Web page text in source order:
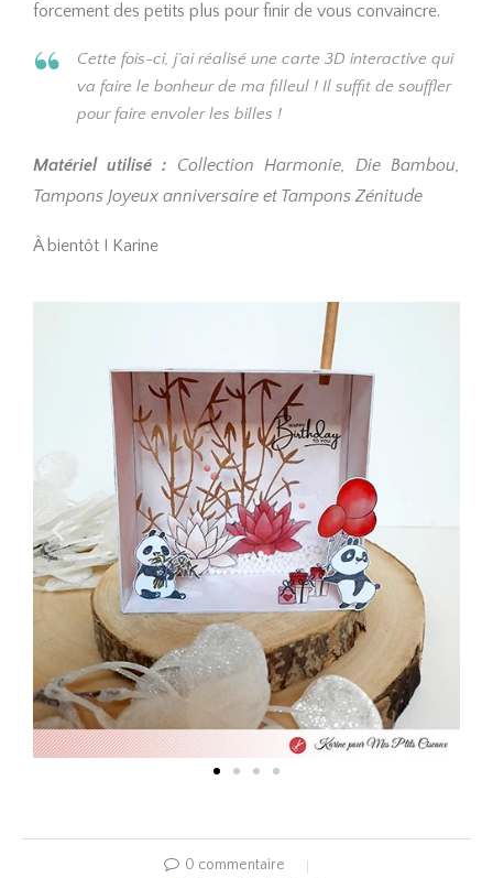
forcement des petits plus pour finir de vous convaincre.
Cette fois-ci, j’ai réalisé une carte 3D interactive qui
va faire le bonheur de ma filleul ! Il suffit de souffler
pour faire envoler les billes !
Matériel utilisé : Collection Harmonie, Die Bambou,
Tampons Joyeux anniversaire et Tampons Zénitude
À bientôt ! Karine
0 commentaire